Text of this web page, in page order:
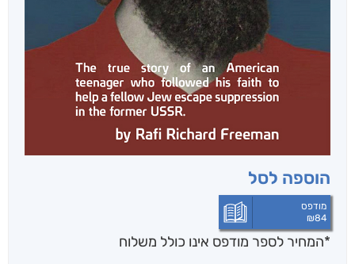
הוספה לסל
מודפס
₪84
*המחיר לספר מודפס אינו כולל משלוח